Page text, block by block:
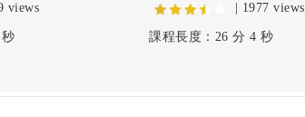
views
| 1977 views
課程長度：26 分 4 秒